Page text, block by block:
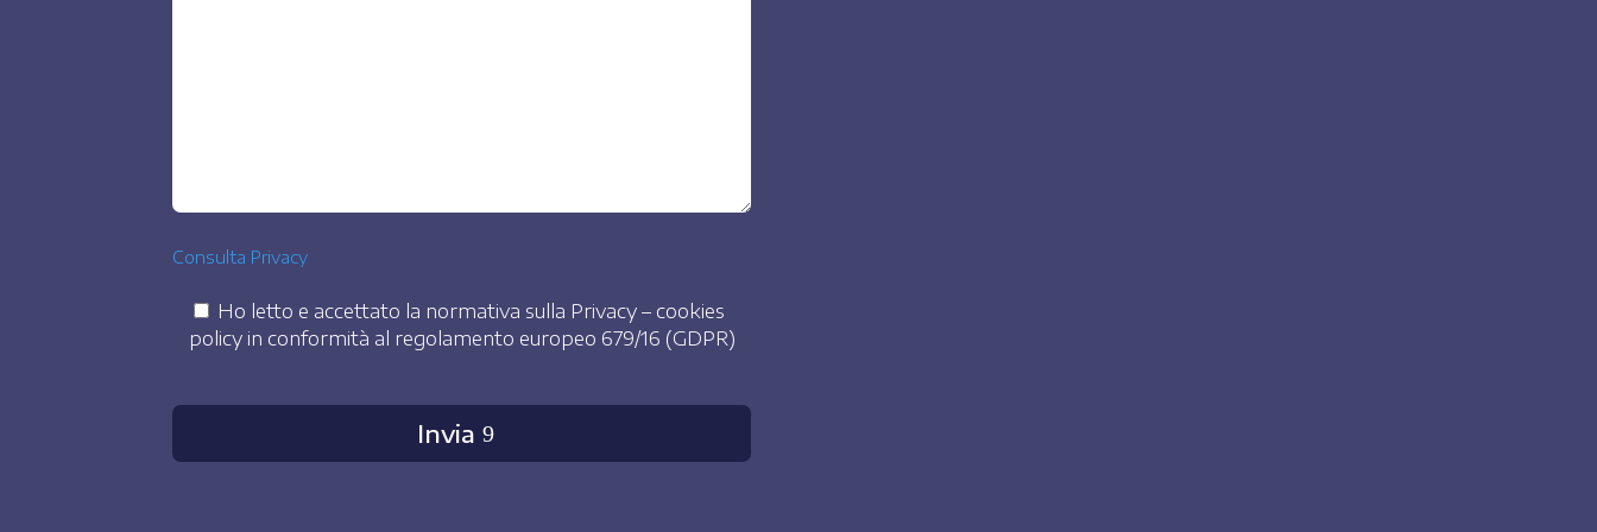
Consulta Privacy
Ho letto e accettato la normativa sulla Privacy – cookies
policy in conformità al regolamento europeo 679/16 (GDPR)
Invia